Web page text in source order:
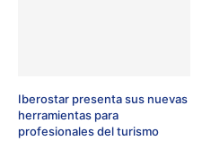
Iberostar presenta sus nuevas
herramientas para
profesionales del turismo